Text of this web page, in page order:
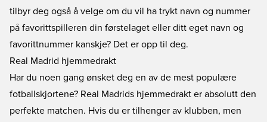
tilbyr deg også å velge om du vil ha trykt navn og nummer
på favorittspilleren din førstelaget eller ditt eget navn og
favorittnummer kanskje? Det er opp til deg.
Real Madrid hjemmedrakt
Har du noen gang ønsket deg en av de mest populære
fotballskjortene? Real Madrids hjemmedrakt er absolutt den
perfekte matchen. Hvis du er tilhenger av klubben, men